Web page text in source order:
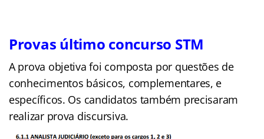
Provas último concurso STM
A prova objetiva foi composta por questões de
conhecimentos básicos, complementares, e
específicos. Os candidatos também precisaram
realizar prova discursiva.